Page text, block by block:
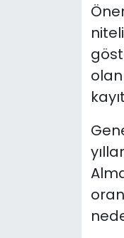
olan